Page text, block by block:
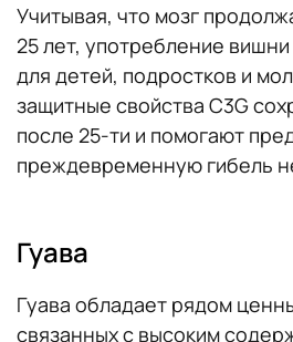
Учитывая, что мозг
25 лет, употребление
для детей, подростков и
защитные свойства C3G
после 25-ти и помогают
преждевременную гибель
Гуава
Гуава обладает рядом
связанных с высоким